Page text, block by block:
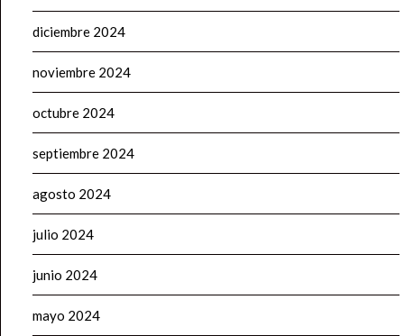
diciembre 2024
noviembre 2024
octubre 2024
septiembre 2024
agosto 2024
julio 2024
junio 2024
mayo 2024